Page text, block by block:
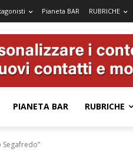
Pianeta BAR RUBRICHE
PIANETA BAR RUBRICHE
Segafredo”